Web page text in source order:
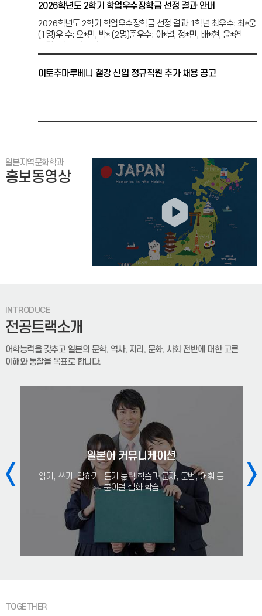
2026학년도 2학기 학업우수장학금 선정 결과 안내
2026학년도 2학기 학업우수장학금 선정 결과 1학년 최우수: 최*웅
(1명)우 수: 오*민, 박* (2명)준우수: 이*별, 정*민, 배*현, 윤*연
이토추마루베니 철강 신입 정규직원 추가 채용 공고
2025-2학기 캡스톤 디자인 지도교수가 배정되었습니다.아래
첨부파일을 확인하시기 바랍니다.신은진 교수님 지도학생은
온라인으로 사전 OT가 진행될 예정이며, 일정은 추후 별도로 공
이토추마루베니 철강 신입 정규직원 채용 공고
2026년 06월 30일(화) 16:00 까지신청서 양식을 다운받아
증빙서류와 함께 학과사무실 또는 이메일(ibb
2026-2학기 일본지역문화기획캡스톤디자인 수강신청 안내
2026-2학기 일본지역문화기획캡스톤디자인 수강신청 예정
2026-1학기 인천대학교 사랑장학금 선발 명단
2026-1학기 인천대학교 사랑장학금 선발 학생 명단입니다. 백*겸,
오*민, 김*은, 서*우, 김*진 (5명)
2026학년도 1학기 캡스톤 졸업논문 중간발표 일정 안내
2026학년도 1학기 캡스톤 졸업논문 중간발표 일정 본 행사는
캡스톤 과목 수강생 이외에도 학과 관계자 모두 참여 가능합니다.
특히 2, 3학년들의 많은 참관 바랍니다.당연히 수강생
2025학년도 후기(2026년도 8월) 졸업대상자 명단입니다.
2026학년도 2학기 학업우수장학금 선정 결과 안내
일본지역문화학과
홍보동영상
INTRODUCE
전공트랙소개
어학능력을 갖추고 일본의 문학, 역사, 지리, 문화, 사회 전반에 대한 고른
이해와 통찰을 목표로 합니다.
일본어 커뮤니케이션
읽기, 쓰기, 말하기, 듣기 능력 학습과 문자, 문법, 어휘 등
분야별 심화 학습
TOGETHER